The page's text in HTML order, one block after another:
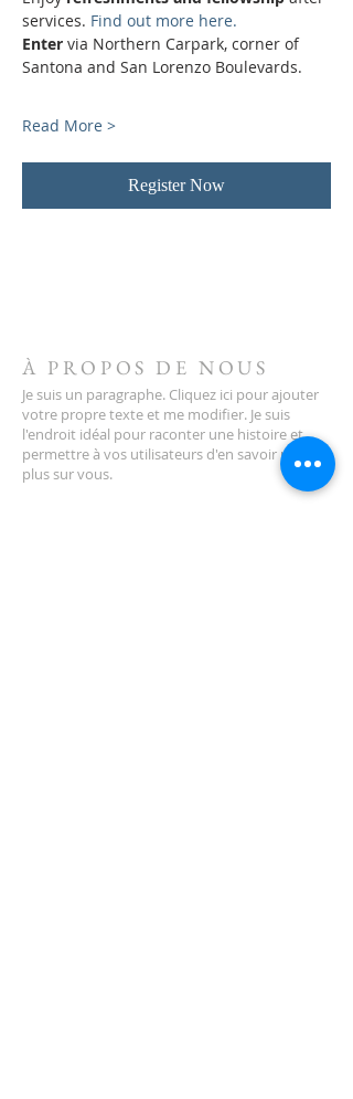
services. Find out more here.
Enter via Northern Carpark, corner of
Santona and San Lorenzo Boulevards.
Read More >
Register Now
À PROPOS DE NOUS
Je suis un paragraphe. Cliquez ici pour ajouter
votre propre texte et me modifier. Je suis
l'endroit idéal pour raconter une histoire et
permettre à vos utilisateurs d'en savoir un peu
plus sur vous.